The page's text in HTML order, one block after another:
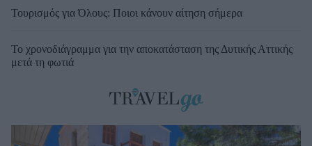
Τουρισμός για Όλους: Ποιοι κάνουν αίτηση σήμερα
Το χρονοδιάγραμμα για την αποκατάσταση της Δυτικής Αττικής
μετά τη φωτιά